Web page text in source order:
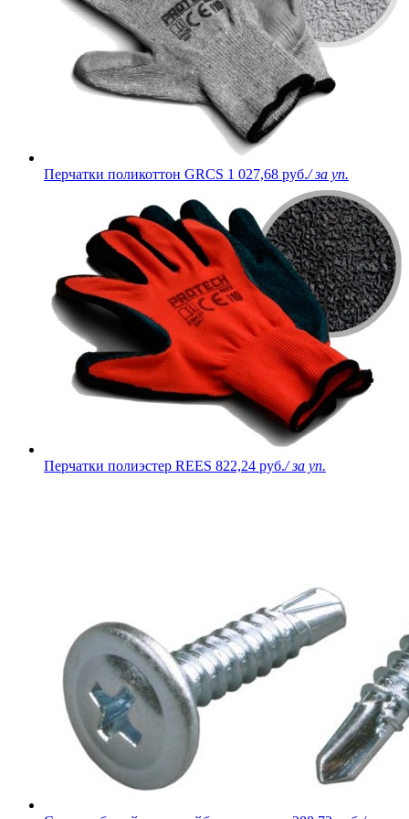
Перчатки поликоттон GRCS 1 027,68 руб./ за уп.
Перчатки полиэстер REES 822,24 руб./ за уп.